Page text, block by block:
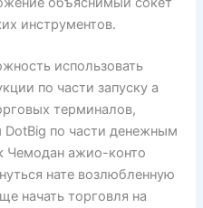
инструментов.
использовать
по части запуску а
терминалов,
DotBig по части денежным
Чемодан ажио-конто
нате возлюбленную
начать торговля на